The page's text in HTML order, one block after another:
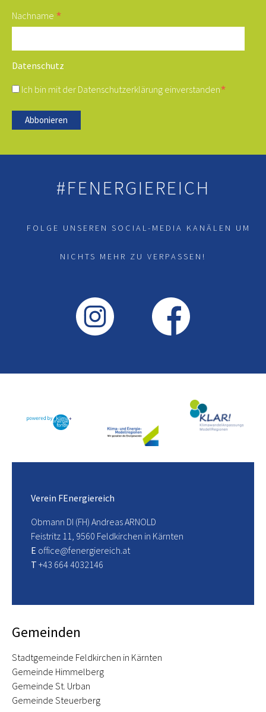
Nachname *
Datenschutz
Ich bin mit der Datenschutzerklärung einverstanden*
#FENERGIEREICH
FOLGE UNSEREN SOCIAL-MEDIA KANÄLEN UM
NICHTS MEHR ZU VERPASSEN!
Verein FEnergiereich
Obmann DI (FH) Andreas ARNOLD
Feistritz 11, 9560 Feldkirchen in Kärnten
E office@fenergiereich.at
T +43 664 4032146
Gemeinden
Stadtgemeinde Feldkirchen in Kärnten
Gemeinde Himmelberg
Gemeinde St. Urban
Gemeinde Steuerberg